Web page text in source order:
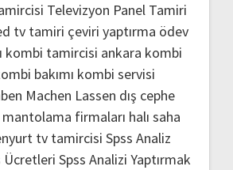
Televizyon Panel Tamiri
tv tamiri çeviri yaptırma ödev
kombi tamircisi ankara kombi
bakımı kombi servisi
Machen Lassen dış cephe
mantolama firmaları halı saha
tv tamircisi Spss Analiz
Ücretleri Spss Analizi Yaptırmak